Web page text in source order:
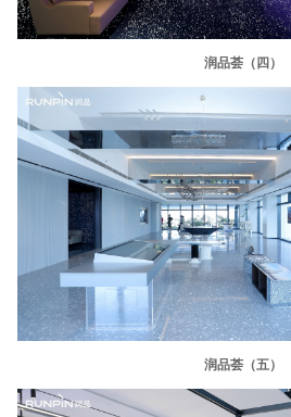
润品荟（四）
润品荟（五）